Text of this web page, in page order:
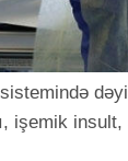
işemik